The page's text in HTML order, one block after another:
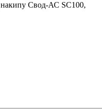
накипу Свод-АС SC100,